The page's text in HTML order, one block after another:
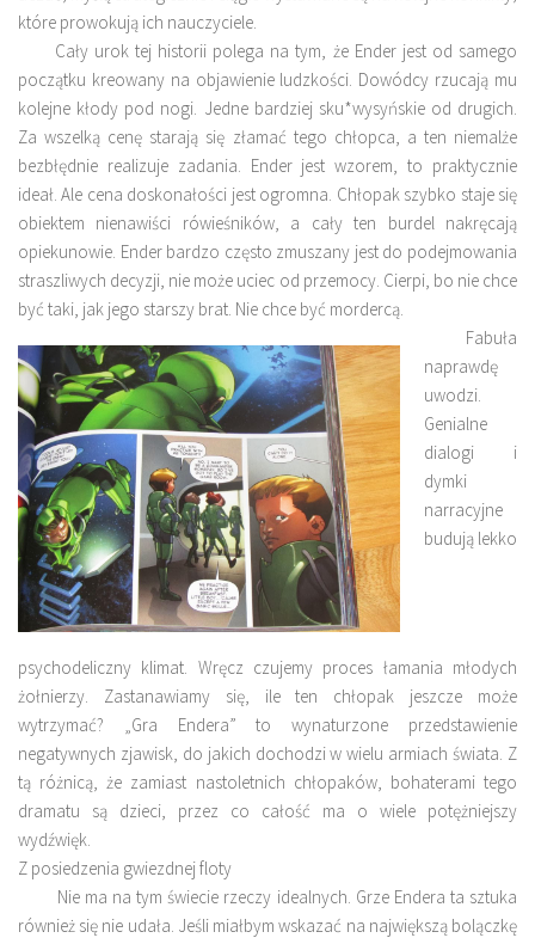
które prowokują ich nauczyciele.
Cały urok tej historii polega na tym, że Ender jest od samego
początku kreowany na objawienie ludzkości. Dowódcy rzucają mu
kolejne kłody pod nogi. Jedne bardziej sku*wysyńskie od drugich.
Za wszelką cenę starają się złamać tego chłopca, a ten niemalże
bezbłędnie realizuje zadania. Ender jest wzorem, to praktycznie
ideał. Ale cena doskonałości jest ogromna. Chłopak szybko staje się
obiektem nienawiści rówieśników, a cały ten burdel nakręcają
opiekunowie. Ender bardzo często zmuszany jest do podejmowania
straszliwych decyzji, nie może uciec od przemocy. Cierpi, bo nie chce
być taki, jak jego starszy brat. Nie chce być mordercą.
Fabuła
naprawdę
uwodzi.
Genialne
dialogi i
dymki
narracyjne
budują lekko
psychodeliczny klimat. Wręcz czujemy proces łamania młodych
żołnierzy. Zastanawiamy się, ile ten chłopak jeszcze może
wytrzymać? „Gra Endera” to wynaturzone przedstawienie
negatywnych zjawisk, do jakich dochodzi w wielu armiach świata. Z
tą różnicą, że zamiast nastoletnich chłopaków, bohaterami tego
dramatu są dzieci, przez co całość ma o wiele potężniejszy
wydźwięk.
Z posiedzenia gwiezdnej floty
Nie ma na tym świecie rzeczy idealnych. Grze Endera ta sztuka
również się nie udała. Jeśli miałbym wskazać na największą bolączkę